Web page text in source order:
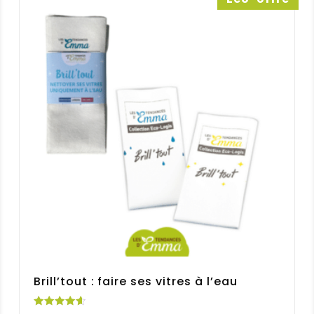
Brill’tout : faire ses vitres à l’eau